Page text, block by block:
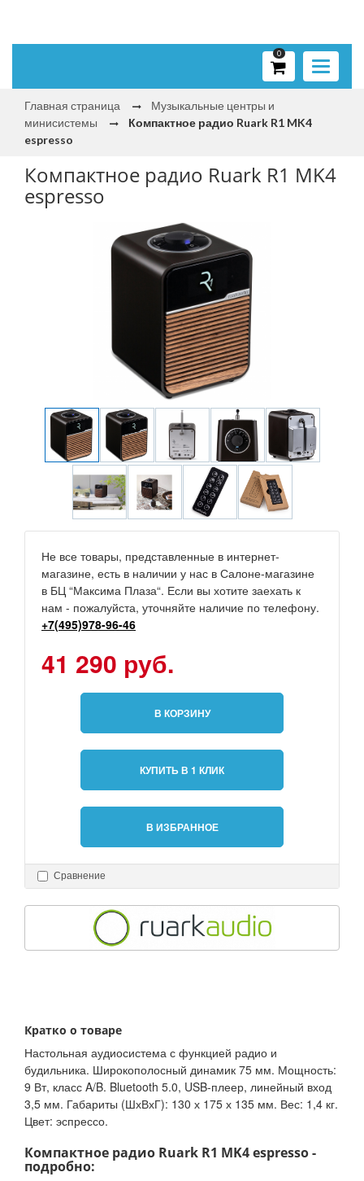
Toggle
0
Главная страница
Музыкальные центры и
минисистемы
Компактное радио Ruark R1 MK4
espresso
Компактное радио Ruark R1 MK4
espresso
Не все товары, представленные в интернет-
магазине, есть в наличии у нас в Салоне-магазине
в БЦ “Максима Плаза“. Если вы хотите заехать к
нам - пожалуйста, уточняйте наличие по телефону.
+7(495)978-96-46
41 290 руб.
В КОРЗИНУ
КУПИТЬ В 1 КЛИК
В ИЗБРАННОЕ
Сравнение
Кратко о товаре
Настольная аудиосистема с функцией радио и
будильника. Широкополосный динамик 75 мм. Мощность:
9 Вт, класс A/B. Bluetooth 5.0, USB-плеер, линейный вход
3,5 мм. Габариты (ШхВхГ): 130 х 175 х 135 мм. Вес: 1,4 кг.
Цвет: эспрессо.
Компактное радио Ruark R1 MK4 espresso -
подробно: